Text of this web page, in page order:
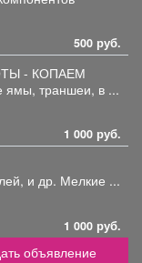
500 руб.
- КОПАЕМ
ямы, траншеи, в ...
1 000 руб.
и др. Мелкие ...
1 000 руб.
объявление